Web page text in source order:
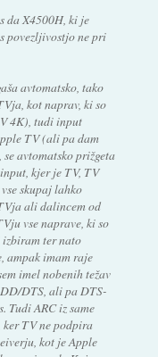
da X4500H, ki je
povezljivostjo ne pri
avtomatsko, tako
kot naprav, ki so
4K), tudi input
TV (ali pa dam
avtomatsko prižgeta
kjer je TV, TV
skupaj lahko
ali dalincem od
vse naprave, ki so
ter nato
ampak imam raje
imel nobenih težav
DTS, ali pa DTS-
Tudi ARC iz same
TV ne podpira
kot je Apple